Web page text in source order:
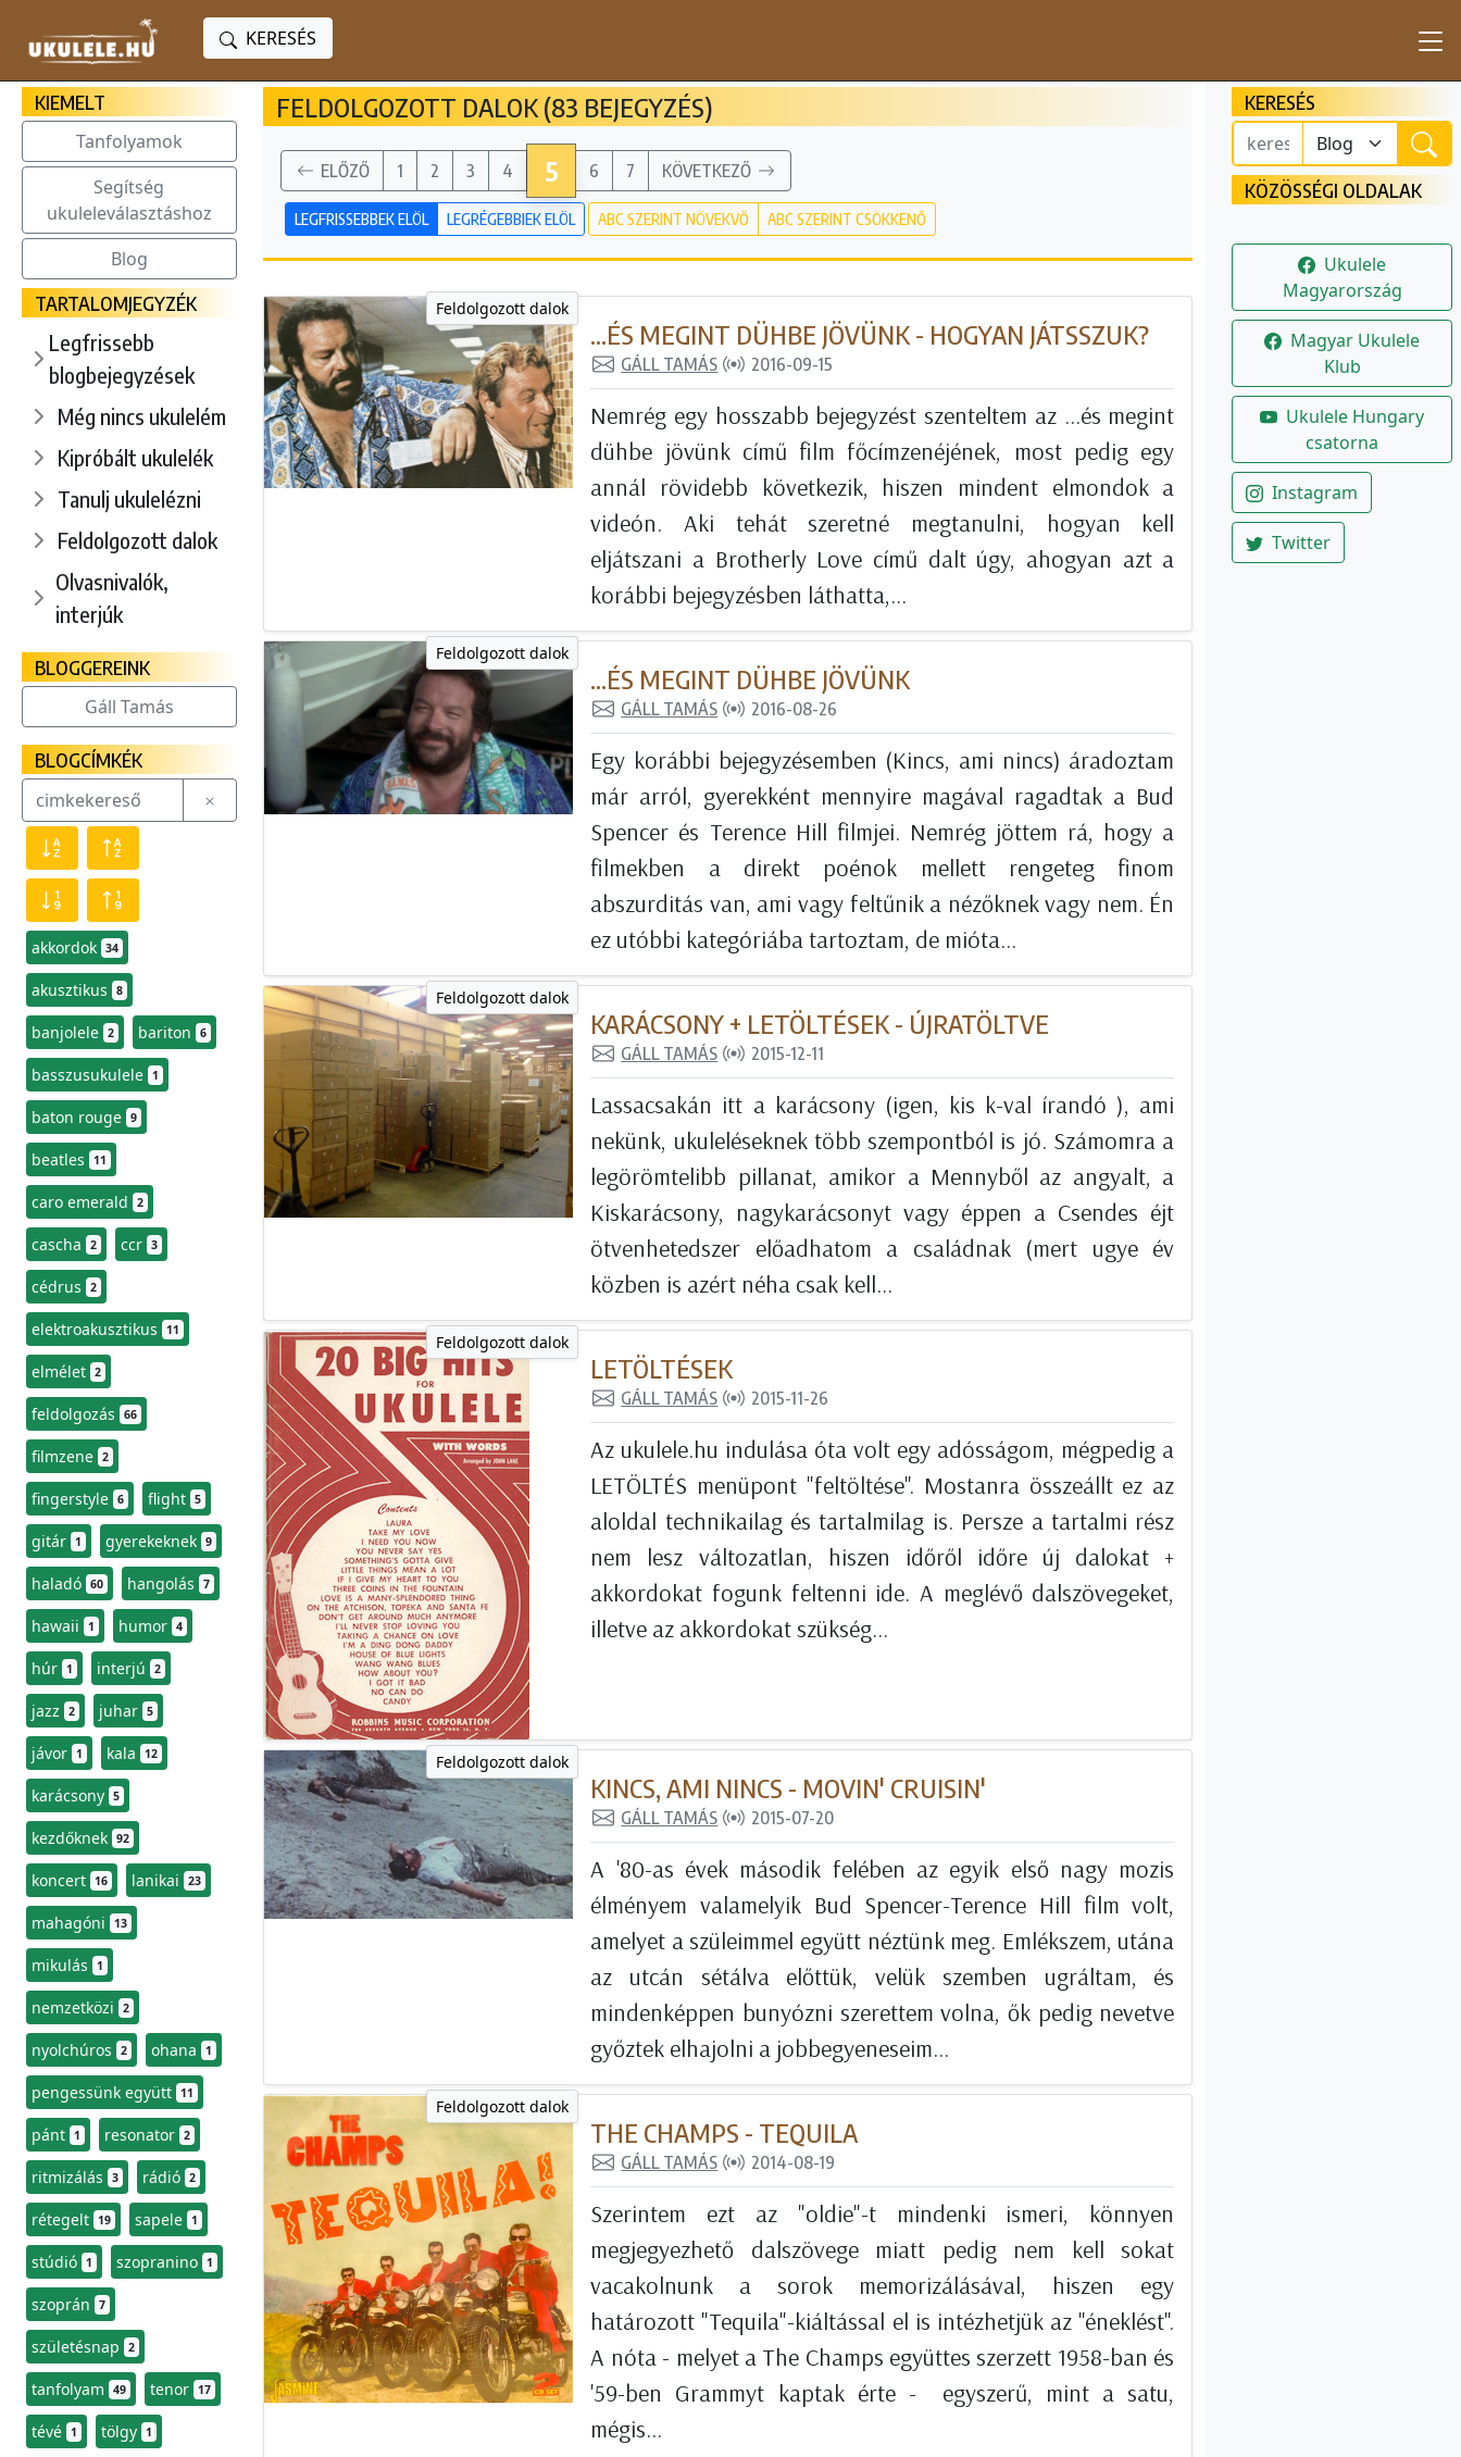
KERESÉS
KERESÉS
KÖZÖSSÉGI OLDALAK
Ukulele
Magyarország
Magyar Ukulele
Klub
Ukulele Hungary
csatorna
Instagram
Twitter
KIEMELT
Tanfolyamok
Segítség
ukuleleválasztáshoz
Blog
TARTALOMJEGYZÉK
Legfrissebb
blogbejegyzések
Még nincs ukulelém
Kipróbált ukulelék
Tanulj ukulelézni
Feldolgozott dalok
Olvasnivalók,
interjúk
BLOGGEREINK
Gáll Tamás
BLOGCÍMKÉK
akkordok 34
akusztikus 8
banjolele 2 bariton 6
basszusukulele 1
baton rouge 9
beatles 11
caro emerald 2
cascha 2 ccr 3
cédrus 2
elektroakusztikus 11
elmélet 2
feldolgozás 66
filmzene 2
fingerstyle 6 flight 5
gitár 1 gyerekeknek 9
haladó 60 hangolás 7
hawaii 1 humor 4
húr 1 interjú 2
jazz 2 juhar 5
jávor 1 kala 12
karácsony 5
kezdőknek 92
koncert 16 lanikai 23
mahagóni 13
mikulás 1
nemzetközi 2
nyolchúros 2 ohana 1
pengessünk együtt 11
pánt 1 resonator 2
ritmizálás 3 rádió 2
rétegelt 19 sapele 1
stúdió 1 szopranino 1
szoprán 7
születésnap 2
tanfolyam 49 tenor 17
tévé 1 tölgy 1
FELDOLGOZOTT DALOK (83 BEJEGYZÉS)
ELŐZŐ 1 2 3 4 5 6 7 KÖVETKEZŐ
LEGFRISSEBBEK ELÖL LEGRÉGEBBIEK ELÖL ABC SZERINT NÖVEKVŐ ABC SZERINT CSÖKKENŐ
Feldolgozott dalok
...ÉS MEGINT DÜHBE JÖVÜNK - HOGYAN JÁTSSZUK?
GÁLL TAMÁS 2016-09-15
Nemrég egy hosszabb bejegyzést szenteltem az ...és megint
dühbe jövünk című film főcímzenéjének, most pedig egy
annál rövidebb következik, hiszen mindent elmondok a
videón. Aki tehát szeretné megtanulni, hogyan kell
eljátszani a Brotherly Love című dalt úgy, ahogyan azt a
korábbi bejegyzésben láthatta,...
Feldolgozott dalok
...ÉS MEGINT DÜHBE JÖVÜNK
GÁLL TAMÁS 2016-08-26
Egy korábbi bejegyzésemben (Kincs, ami nincs) áradoztam
már arról, gyerekként mennyire magával ragadtak a Bud
Spencer és Terence Hill filmjei. Nemrég jöttem rá, hogy a
filmekben a direkt poénok mellett rengeteg finom
abszurditás van, ami vagy feltűnik a nézőknek vagy nem. Én
ez utóbbi kategóriába tartoztam, de mióta...
Feldolgozott dalok
KARÁCSONY + LETÖLTÉSEK - ÚJRATÖLTVE
GÁLL TAMÁS 2015-12-11
Lassacsakán itt a karácsony (igen, kis k-val írandó ), ami
nekünk, ukuleléseknek több szempontból is jó. Számomra a
legörömtelibb pillanat, amikor a Mennyből az angyalt, a
Kiskarácsony, nagykarácsonyt vagy éppen a Csendes éjt
ötvenhetedszer előadhatom a családnak (mert ugye év
közben is azért néha csak kell...
Feldolgozott dalok
LETÖLTÉSEK
GÁLL TAMÁS 2015-11-26
Az ukulele.hu indulása óta volt egy adósságom, mégpedig a
LETÖLTÉS menüpont "feltöltése". Mostanra összeállt ez az
aloldal technikailag és tartalmilag is. Persze a tartalmi rész
nem lesz változatlan, hiszen időről időre új dalokat +
akkordokat fogunk feltenni ide. A meglévő dalszövegeket,
illetve az akkordokat szükség...
Feldolgozott dalok
KINCS, AMI NINCS - MOVIN' CRUISIN'
GÁLL TAMÁS 2015-07-20
A '80-as évek második felében az egyik első nagy mozis
élményem valamelyik Bud Spencer-Terence Hill film volt,
amelyet a szüleimmel együtt néztünk meg. Emlékszem, utána
az utcán sétálva előttük, velük szemben ugráltam, és
mindenképpen bunyózni szerettem volna, ők pedig nevetve
győztek elhajolni a jobbegyeneseim...
Feldolgozott dalok
THE CHAMPS - TEQUILA
GÁLL TAMÁS 2014-08-19
Szerintem ezt az "oldie"-t mindenki ismeri, könnyen
megjegyezhető dalszövege miatt pedig nem kell sokat
vacakolnunk a sorok memorizálásával, hiszen egy
határozott "Tequila"-kiáltással el is intézhetjük az "éneklést".
A nóta - melyet a The Champs együttes szerzett 1958-ban és
'59-ben Grammyt kaptak érte - egyszerű, mint a satu,
mégis...